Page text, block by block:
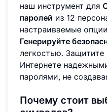
наш инструмент для
паролей из 12
настраиваемые
Генерируйте
легкостью.
Интернете
паролями, не
Почему стоит